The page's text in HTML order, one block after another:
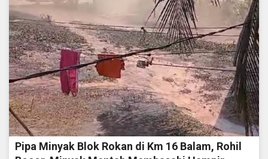
Pipa Minyak Blok Rokan di Km 16 Balam, Rohil